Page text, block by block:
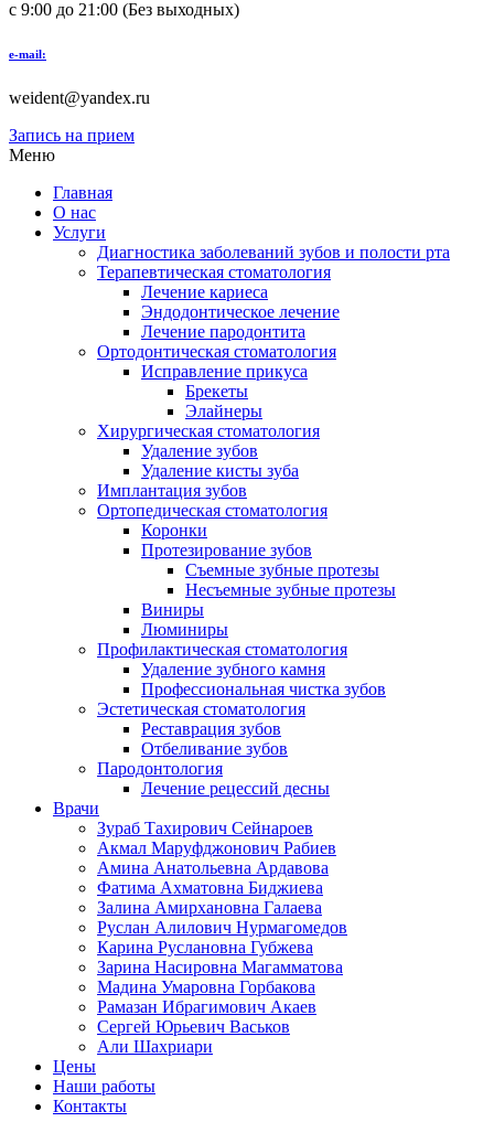
с 9:00 до 21:00 (Без выходных)
e-mail:
weident@yandex.ru
Запись на прием
Меню
Главная
О нас
Услуги
Диагностика заболеваний зубов и полости рта
Терапевтическая стоматология
Лечение кариеса
Эндодонтическое лечение
Лечение пародонтита
Ортодонтическая стоматология
Исправление прикуса
Брекеты
Элайнеры
Хирургическая стоматология
Удаление зубов
Удаление кисты зуба
Имплантация зубов
Ортопедическая стоматология
Коронки
Протезирование зубов
Съемные зубные протезы
Несъемные зубные протезы
Виниры
Люминиры
Профилактическая стоматология
Удаление зубного камня
Профессиональная чистка зубов
Эстетическая стоматология
Реставрация зубов
Отбеливание зубов
Пародонтология
Лечение рецессий десны
Врачи
Зураб Тахирович Сейнароев
Акмал Маруфджонович Рабиев
Амина Анатольевна Ардавова
Фатима Ахматовна Биджиева
Залина Амирхановна Галаева
Руслан Алилович Нурмагомедов
Карина Руслановна Губжева
Зарина Насировна Магамматова
Мадина Умаровна Горбакова
Рамазан Ибрагимович Акаев
Сергей Юрьевич Васьков
Али Шахриари
Цены
Наши работы
Контакты